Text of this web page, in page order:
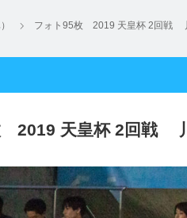
フォト95枚 2019 天皇杯 2回戦
2019 天皇杯 2回戦